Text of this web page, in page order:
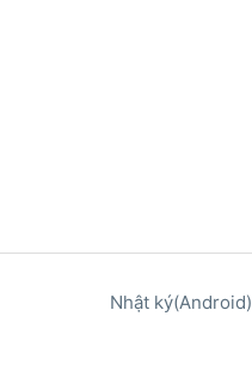
Nhật ký(Android)